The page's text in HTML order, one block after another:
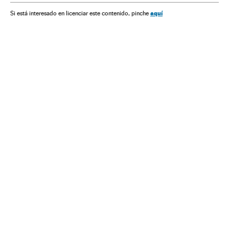
Governadores Brasil Governos estaduais
Si está interesado en licenciar este contenido, pinche aquí